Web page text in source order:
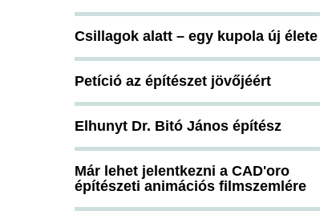
Csillagok alatt – egy kupola új élete
Petíció az építészet jövőjéért
Elhunyt Dr. Bitó János építész
Már lehet jelentkezni a CAD'oro
építészeti animációs filmszemlére